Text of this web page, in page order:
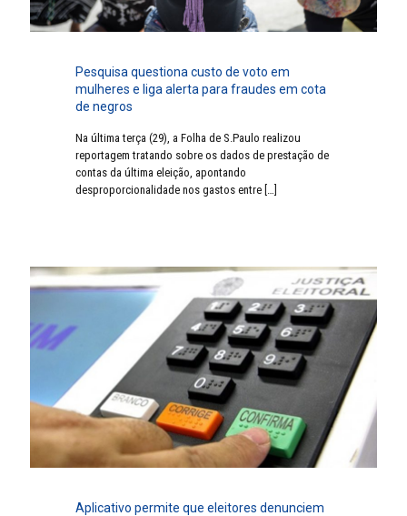
Pesquisa questiona custo de voto em
mulheres e liga alerta para fraudes em cota
de negros
Na última terça (29), a Folha de S.Paulo realizou
reportagem tratando sobre os dados de prestação de
contas da última eleição, apontando
desproporcionalidade nos gastos entre […]
Aplicativo permite que eleitores denunciem